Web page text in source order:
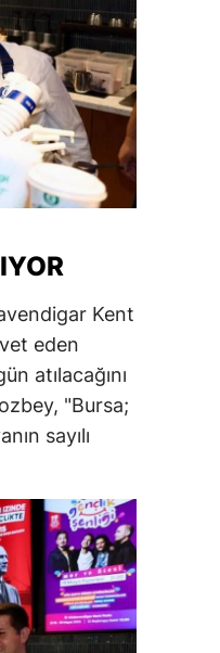
Kent
eden
atılacağını
"Bursa;
sayılı